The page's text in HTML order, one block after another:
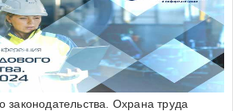
законодательства. Охрана труда